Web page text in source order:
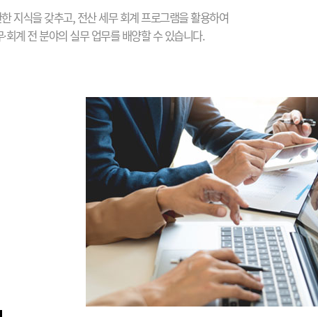
지식을 갖추고, 전산 세무 회계 프로그램을 활용하여
회계 전 분야의 실무 업무를 배양할 수 있습니다.